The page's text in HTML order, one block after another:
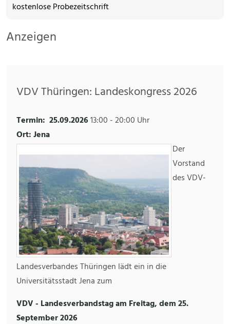
kostenlose Probezeitschrift
Anzeigen
VDV Thüringen: Landeskongress 2026
Termin: 25.09.202613:00 -20:00 Uhr
Ort: Jena
Der
Vorstand
des VDV-
Landesverbandes Thüringen lädt ein in die
Universitätsstadt Jena zum
VDV - Landesverbandstag am Freitag, dem 25.
September 2026